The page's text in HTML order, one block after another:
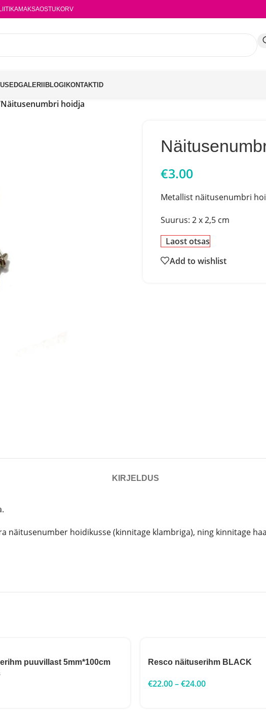
MAKSAOSTUKORV
GALERIIBLOGIKONTAKTID
Näitusenumbri hoidja
€3.00
Metallist näitusenumbri
Suurus: 2 x 2,5 cm
Laost otsas
Add to wishlist
KIRJELDUS
näitusenumber hoidikusse (kinnitage klambriga), ning kinnitage
puuvillast 5mm*100cm
Resco näituserihm BLACK
€22.00–€24.00